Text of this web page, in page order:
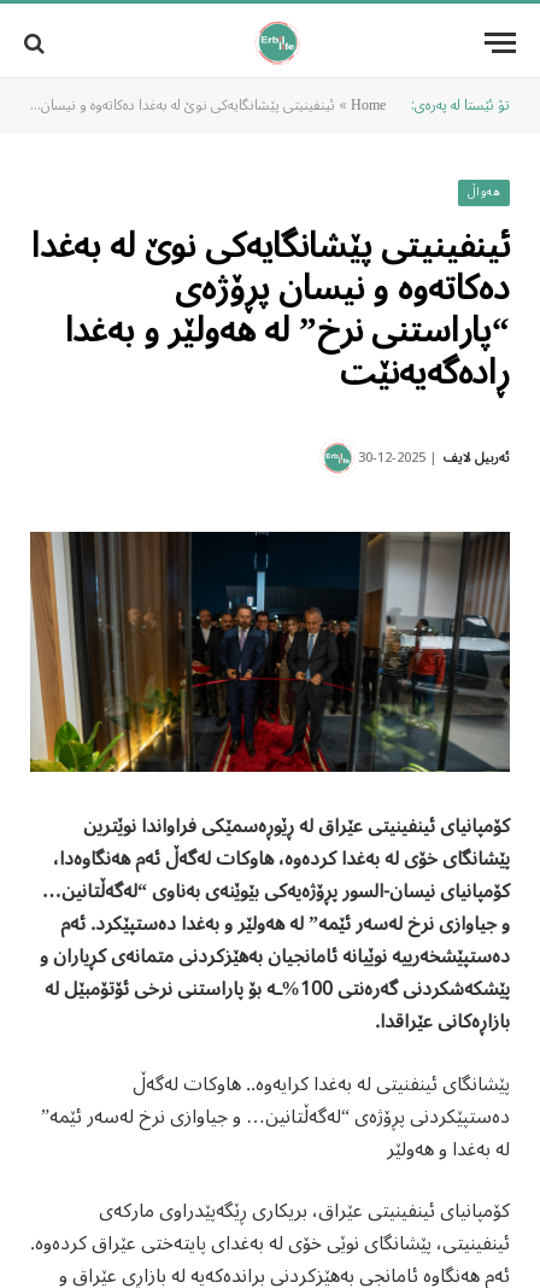
تۆ ئێستا لە پەرەی: Home
» ئینفینیتی پێشانگایەکی نوێ لە بەغدا دەکاتەوە و نیسان پڕۆژەی “پاراستنی نرخ” لە هەولێر و بەغدا ڕادەگەیەنێت
هەواڵ
ئینفینیتی پێشانگایەکی نوێ لە بەغدا
دەکاتەوە و نیسان پڕۆژەی
“پاراستنی نرخ” لە هەولێر و بەغدا
ڕادەگەیەنێت
ئەربیل لایف 2025-12-30
کۆمپانیای ئینفینیتی عێراق لە ڕێوڕەسمێکی فراواندا نوێترین
پێشانگای خۆی لە بەغدا کردەوە، هاوکات لەگەڵ ئەم هەنگاوەدا،
کۆمپانیای نیسان-السور پڕۆژەیەکی بێوێنەی بەناوی “لەگەڵتانین…
و جیاوازی نرخ لەسەر ئێمە” لە هەولێر و بەغدا دەستپێکرد. ئەم
دەستپێشخەرییە نوێیانە ئامانجیان بەهێزکردنی متمانەی کڕیاران و
پێشکەشکردنی گەرەنتی 100%ـە بۆ پاراستنی نرخی ئۆتۆمبێل لە
بازاڕەکانی عێراقدا.
پێشانگای ئینفنیتی لە بەغدا كرایه‌وە.. هاوکات لەگەڵ
دەستپێکردنی پڕۆژەی “لەگەڵتانین… و جیاوازی نرخ لەسەر ئێمە”
لە بەغدا و هەولێر
کۆمپانیای ئینفینیتی عێراق، بریکاری ڕێگەپێدراوی مارکەی
ئینفینیتی، پێشانگای نوێی خۆی لە بەغدای پایتەختی عێراق کردەوە.
ئەم هەنگاوە ئامانجی بەهێزکردنی براندەکەیە لە بازاڕی عێراق و